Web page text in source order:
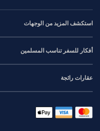
استكشف المزيد من الوجهات
أفكار للسفر تناسب المسلمين
عقارات رائجة